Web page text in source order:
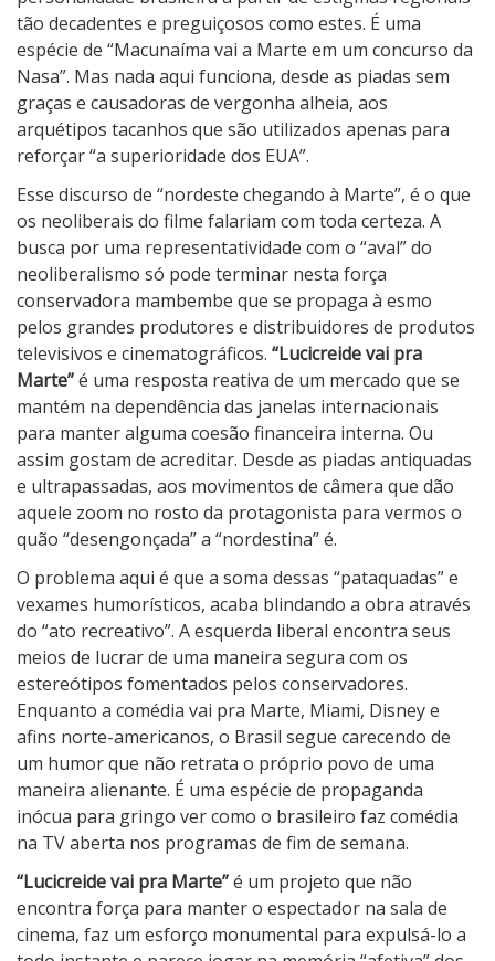
e
tão decadentes e preguiçosos como estes. É uma
espécie de “Macunaíma vai a Marte em um concurso da
Nasa”. Mas nada aqui funciona, desde as piadas sem
graças e causadoras de vergonha alheia, aos
arquétipos tacanhos que são utilizados apenas para
reforçar “a superioridade dos EUA”.
Esse discurso de “nordeste chegando à Marte”, é o que
os neoliberais do filme falariam com toda certeza. A
busca por uma representatividade com o “aval” do
neoliberalismo só pode terminar nesta força
conservadora mambembe que se propaga à esmo
pelos grandes produtores e distribuidores de produtos
televisivos e cinematográficos. “Lucicreide vai pra
Marte”é uma resposta reativa de um mercado que se
mantém na dependência das janelas internacionais
para manter alguma coesão financeira interna. Ou
assim gostam de acreditar. Desde as piadas antiquadas
e ultrapassadas, aos movimentos de câmera que dão
aquele zoom no rosto da protagonista para vermos o
quão “desengonçada” a “nordestina” é.
O problema aqui é que a soma dessas “pataquadas” e
vexames humorísticos, acaba blindando a obra através
do “ato recreativo”. A esquerda liberal encontra seus
meios de lucrar de uma maneira segura com os
estereótipos fomentados pelos conservadores.
Enquanto a comédia vai pra Marte, Miami, Disney e
afins norte-americanos, o Brasil segue carecendo de
um humor que não retrata o próprio povo de uma
maneira alienante. É uma espécie de propaganda
inócua para gringo ver como o brasileiro faz comédia
na TV aberta nos programas de fim de semana.
“Lucicreide vai pra Marte”é um projeto que não
encontra força para manter o espectador na sala de
cinema, faz um esforço monumental para expulsá-lo a